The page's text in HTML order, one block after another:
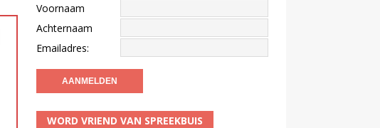
Voornaam
Achternaam
Emailadres:
WORD VRIEND VAN SPREEKBUIS